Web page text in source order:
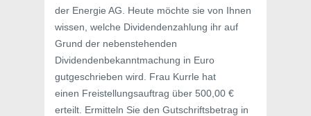
der Energie AG. Heute möchte sie von Ihnen
wissen, welche Dividendenzahlung ihr auf
Grund der nebenstehenden
Dividendenbekanntmachung in Euro
gutgeschrieben wird. Frau Kurrle hat
einen Freistellungsauftrag über 500,00 €
erteilt. Ermitteln Sie den Gutschriftsbetrag in